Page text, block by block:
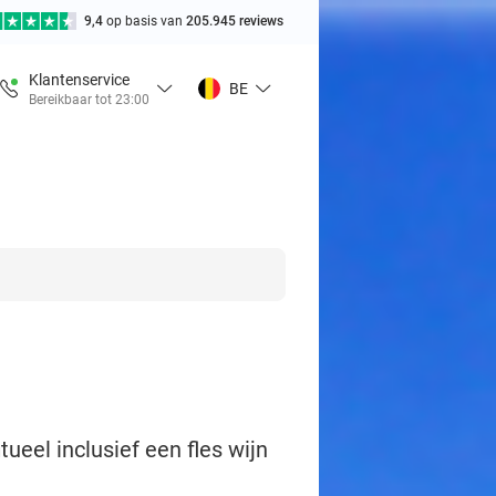
9,4 op basis van 205.945 reviews
Klantenservice
Bereikbaar tot 23:00
BE
inclusief een fles wijn